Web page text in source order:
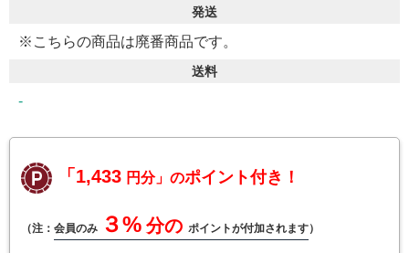
発送
※こちらの商品は廃番商品です。
送料
-
「1,433 円分」のポイント付き！
（注： 会員のみ ３% 分の ポイントが付加されます）